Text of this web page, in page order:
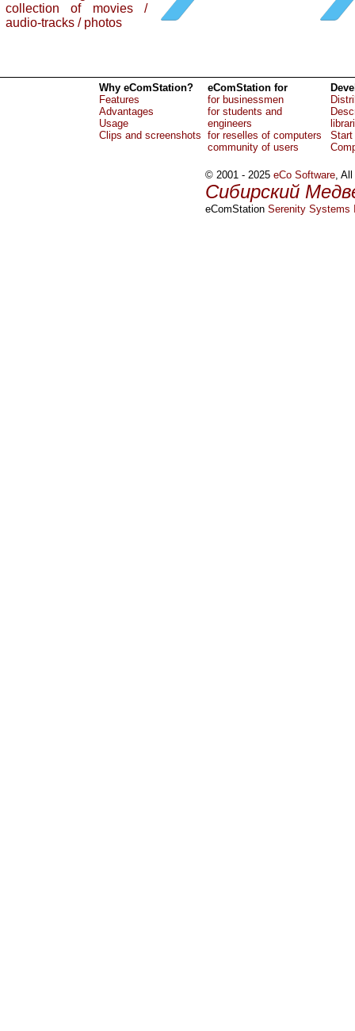
collection of movies /
audio-tracks / photos
Why eComStation?
Features
Advantages
Usage
Clips and screenshots
eComStation for
for businessmen
for students and
engineers
for reselles of computers
community of users
Start
© 2001 - 2025 eCo Software, All
Сибирский
eComStation Serenity Systems